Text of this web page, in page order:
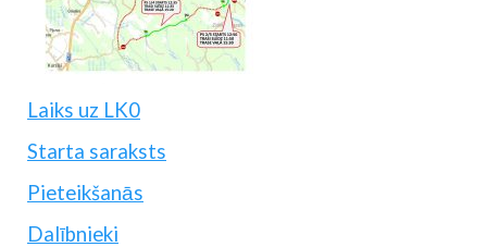
Laiks uz LK0
Starta saraksts
Pieteikšanās
Dalībnieki